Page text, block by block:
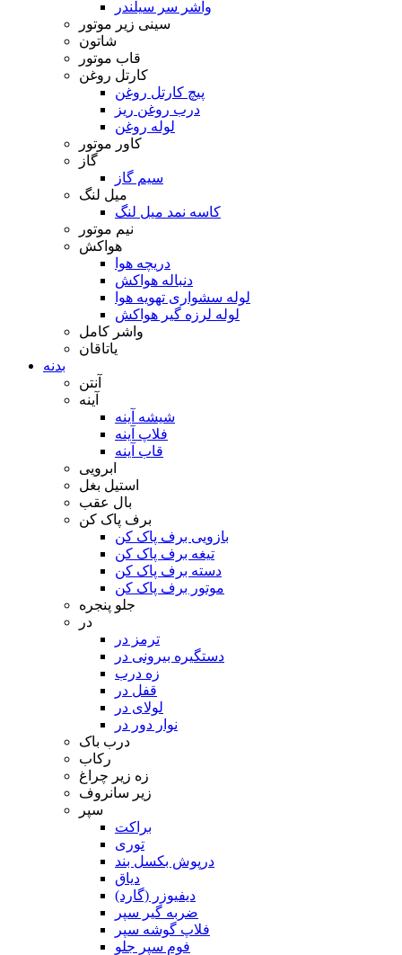
واشر سر سیلندر
سینی زیر موتور
شاتون
قاب موتور
کارتل روغن
پیچ کارتل روغن
درب روغن ریز
لوله روغن
کاور موتور
گاز
سیم گاز
میل لنگ
کاسه نمد میل لنگ
نیم موتور
هواکش
دریچه هوا
دنباله هواکش
لوله سشواری تهویه هوا
لوله لرزه گیر هواکش
واشر کامل
یاتاقان
بدنه
آنتن
آینه
شیشه آینه
فلاپ آینه
قاب آینه
ابرویی
استیل بغل
بال عقب
برف پاک کن
بازویی برف پاک کن
تیغه برف پاک کن
دسته برف پاک کن
موتور برف پاک کن
جلو پنجره
در
ترمز در
دستگیره بیرونی در
زه درب
قفل در
لولای در
نوار دور در
درب باک
رکاب
زه زیر چراغ
زیر سانروف
سپر
براکت
توری
درپوش بکسل بند
دیاق
دیفیوزر (گارد)
ضربه گیر سپر
فلاپ گوشه سپر
فوم سپر جلو